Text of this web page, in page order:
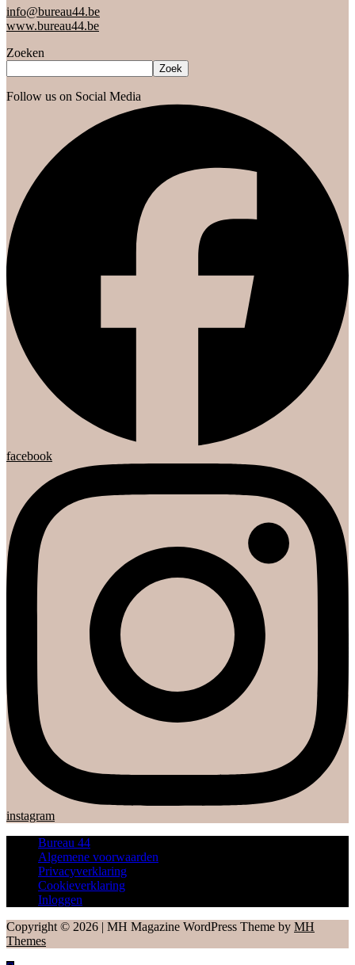
info@bureau44.be
www.bureau44.be
Zoeken
Zoek
Follow us on Social Media
facebook
instagram
Bureau 44
Algemene voorwaarden
Privacyverklaring
Cookieverklaring
Inloggen
Copyright © 2026 | MH Magazine WordPress Theme by MH
Themes